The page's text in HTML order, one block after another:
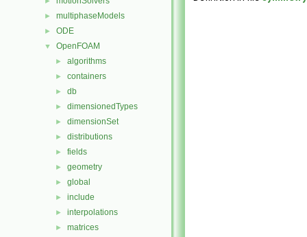
► multiphaseModels
► ODE
▼ OpenFOAM
► algorithms
► containers
► db
► dimensionedTypes
► dimensionSet
► distributions
► fields
► geometry
► global
► include
► interpolations
► matrices